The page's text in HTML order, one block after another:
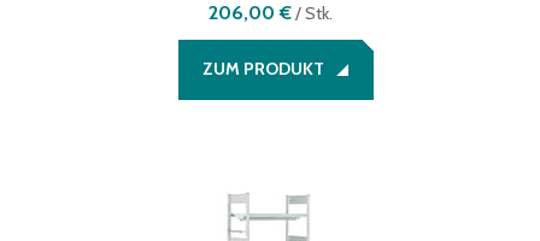
206,00 €/Stk.
ZUM PRODUKT